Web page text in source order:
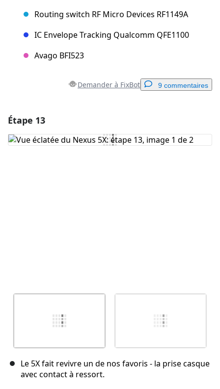
Routing switch RF Micro Devices RF1149A
IC Envelope Tracking Qualcomm QFE1100
Avago BFI523
Demander à FixBot 9 commentaires
Ajouter un commentaire
Étape 13
Le 5X fait revivre un de nos favoris - la prise casque
avec contact à ressort.